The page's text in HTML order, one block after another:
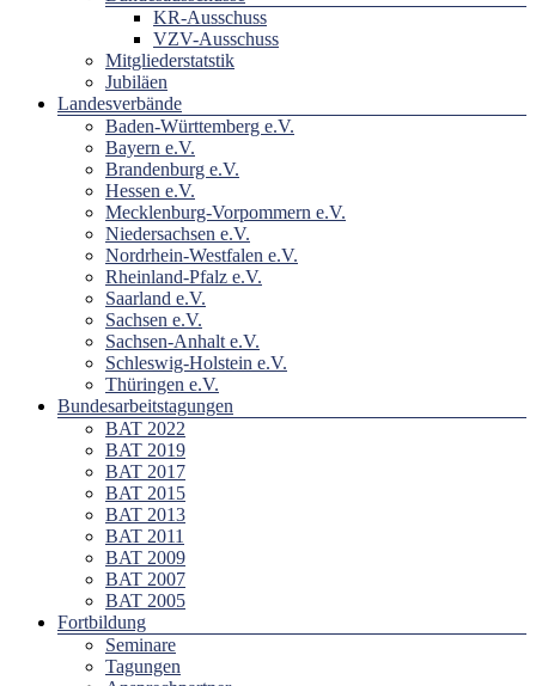
KR-Ausschuss
VZV-Ausschuss
Mitgliederstatstik
Jubiläen
Landesverbände
Baden-Württemberg e.V.
Bayern e.V.
Brandenburg e.V.
Hessen e.V.
Mecklenburg-Vorpommern e.V.
Niedersachsen e.V.
Nordrhein-Westfalen e.V.
Rheinland-Pfalz e.V.
Saarland e.V.
Sachsen e.V.
Sachsen-Anhalt e.V.
Schleswig-Holstein e.V.
Thüringen e.V.
Bundesarbeitstagungen
BAT 2022
BAT 2019
BAT 2017
BAT 2015
BAT 2013
BAT 2011
BAT 2009
BAT 2007
BAT 2005
Fortbildung
Seminare
Tagungen